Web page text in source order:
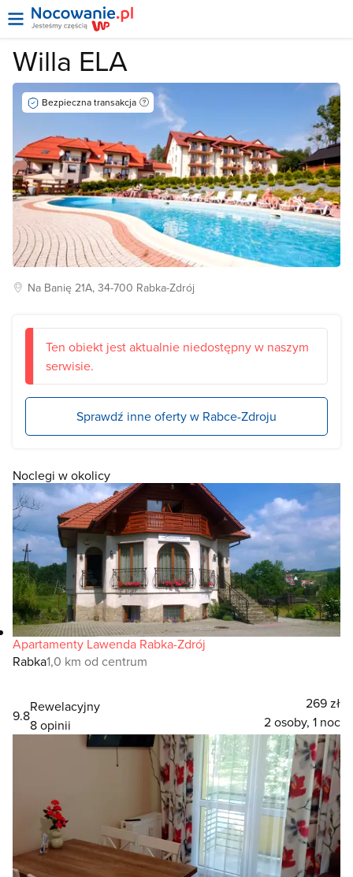
Willa ELA
Bezpieczna transakcja
Na Banię 21A, 34-700 Rabka-Zdrój
Ten obiekt jest aktualnie niedostępny w naszym
serwisie.
Sprawdź inne oferty w Rabce-Zdroju
Noclegi w okolicy
Apartamenty Lawenda Rabka-Zdrój
Rabka1,0 km od centrum
9.8
Rewelacyjny
8 opinii
269 zł
2 osoby, 1 noc